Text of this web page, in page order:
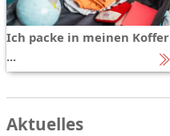
Ich packe in meinen Koffer
...
Aktuelles